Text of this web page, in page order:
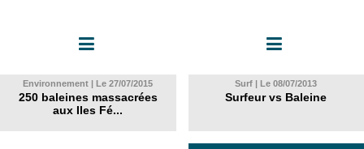
Environnement | Le 27/07/2015
250 baleines massacrées
aux Iles Fé...
Surf | Le 08/07/2013
Surfeur vs Baleine